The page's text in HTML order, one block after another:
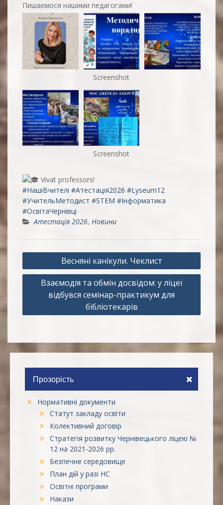
Пишаємося нашими педагогами!
Screenshot
Screenshot
Vivat professors!
#НашіВчителі #Атестація2026 #Lyseum12
#УчительМетодист #STEM #Інформатика
#ОсвітаЧернівці
Атестація 2026, Новини
Навігація
записів
Весняні канікули. Чеклист
Взаємодія та обмін досвідом: у ліцеї
відбувся семінар-практикум для
бібліотекарів
Прозорість
Нормативні документи
Статут закладу освіти
Колективний договір
Стратегія розвитку Чернівецького ліцею №
12 на 2021-2026 рр.
Безпечне середовище
План дій у разі НС
Освітні програми
Накази